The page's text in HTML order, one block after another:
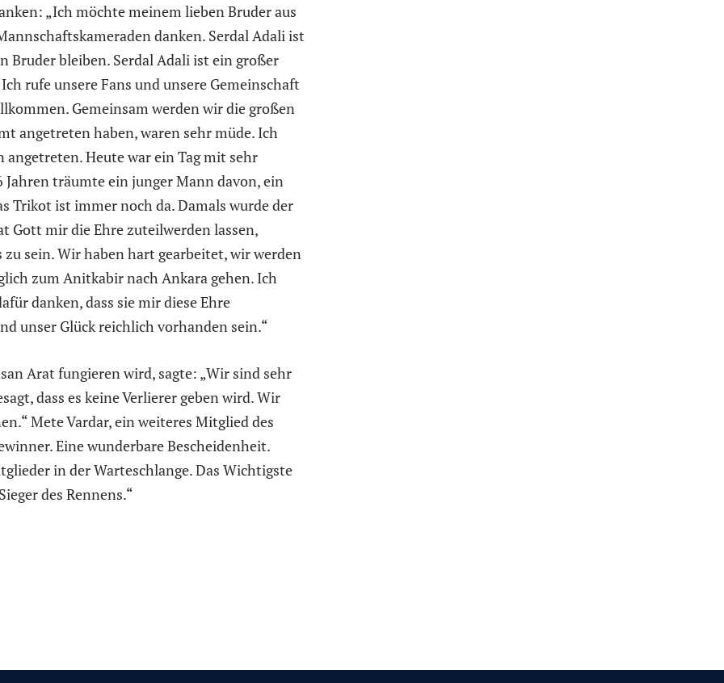
„Ich möchte meinem lieben Bruder aus
danken. Serdal Adali ist
Bruder bleiben. Serdal Adali ist ein großer
rufe unsere Fans und unsere Gemeinschaft
Gemeinsam werden wir die großen
angetreten haben, waren sehr müde. Ich
angetreten. Heute war ein Tag mit sehr
träumte ein junger Mann davon, ein
Trikot ist immer noch da. Damals wurde der
Gott mir die Ehre zuteilwerden lassen,
sein. Wir haben hart gearbeitet, wir werden
zum Anitkabir nach Ankara gehen. Ich
danken, dass sie mir diese Ehre
unser Glück reichlich vorhanden sein.“
Arat fungieren wird, sagte: „Wir sind sehr
dass es keine Verlierer geben wird. Wir
Mete Vardar, ein weiteres Mitglied des
Eine wunderbare Bescheidenheit.
in der Warteschlange. Das Wichtigste
des Rennens.“